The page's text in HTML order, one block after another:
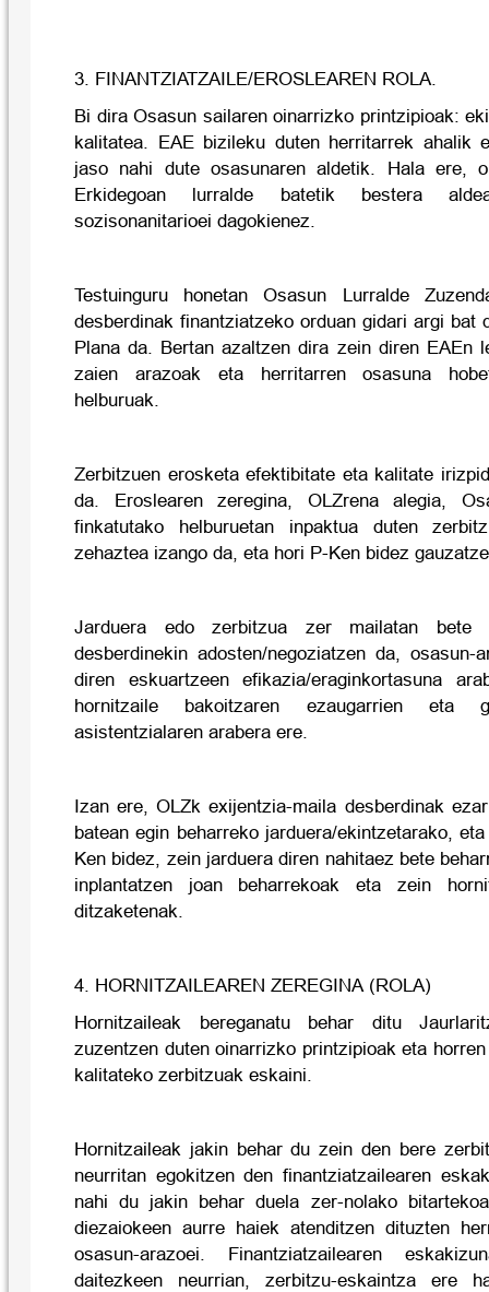
3. FINANTZIATZAILE/EROSLEAREN ROLA.
Bi dira Osasun sailaren oinarrizko printzipioak:
kalitatea. EAE bizileku duten herritarrek ahalik
jaso nahi dute osasunaren aldetik. Hala ere,
Erkidegoan lurralde batetik bestera
sozisonanitarioei dagokienez.
Testuinguru honetan Osasun Lurralde
desberdinak finantziatzeko orduan gidari argi bat
Plana da. Bertan azaltzen dira zein diren EAEn
zaien arazoak eta herritarren osasuna
helburuak.
Zerbitzuen erosketa efektibitate eta kalitate
da. Eroslearen zeregina, OLZrena alegia,
finkatutako helburuetan inpaktua duten
zehaztea izango da, eta hori P-Ken bidez
Jarduera edo zerbitzua zer mailatan bete
desberdinekin adosten/negoziatzen da, osasun-
diren eskuartzeen efikazia/eraginkortasuna
hornitzaile bakoitzaren ezaugarrien eta
asistentzialaren arabera ere.
Izan ere, OLZk exijentzia-maila desberdinak
batean egin beharreko jarduera/ekintzetarako,
Ken bidez, zein jarduera diren nahitaez bete
inplantatzen joan beharrekoak eta zein
ditzaketenak.
4. HORNITZAILEAREN ZEREGINA (ROLA)
Hornitzaileak bereganatu behar ditu
zuzentzen duten oinarrizko printzipioak eta
kalitateko zerbitzuak eskaini.
Hornitzaileak jakin behar du zein den bere
neurritan egokitzen den finantziatzailearen
nahi du jakin behar duela zer-nolako
diezaiokeen aurre haiek atenditzen dituzten
osasun-arazoei. Finantziatzailearen
daitezkeen neurrian, zerbitzu-eskaintza ere